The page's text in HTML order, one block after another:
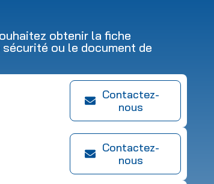
obtenir la fiche
ou le document de
Contactez-
nous
Contactez-
nous